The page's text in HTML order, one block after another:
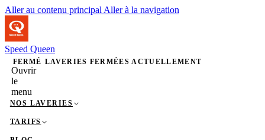
Aller au contenu principal Aller à la navigation
Speed Queen
FERMÉ LAVERIES FERMÉES ACTUELLEMENT
Ouvrir
le
menu
NOS LAVERIES
TARIFS